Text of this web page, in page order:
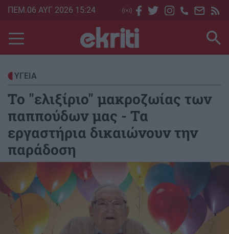
Skip
main
content
ΠΕΜ.06 ΑΥΓ 2026 15:24
ΥΓΕΙΑ
Το "ελιξίριο" μακροζωίας των
παππούδων μας - Τα
εργαστήρια δικαιώνουν την
παράδοση